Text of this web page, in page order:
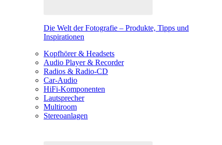
Die Welt der Fotografie – Produkte, Tipps und
Inspirationen
Kopfhörer & Headsets
Audio Player & Recorder
Radios & Radio-CD
Car-Audio
HiFi-Komponenten
Lautsprecher
Multiroom
Stereoanlagen